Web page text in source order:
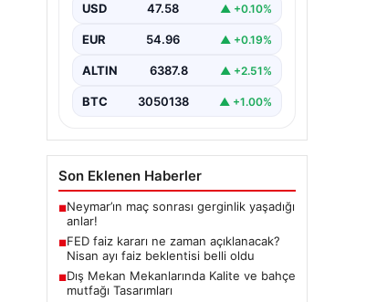
USD 47.58 ▲ +0.10%
EUR 54.96 ▲ +0.19%
ALTIN 6387.8 ▲ +2.51%
BTC 3050138 ▲ +1.00%
Son Eklenen Haberler
■Neymar’ın maç sonrası gerginlik yaşadığı
anlar!
■FED faiz kararı ne zaman açıklanacak?
Nisan ayı faiz beklentisi belli oldu
■Dış Mekan Mekanlarında Kalite ve bahçe
mutfağı Tasarımları